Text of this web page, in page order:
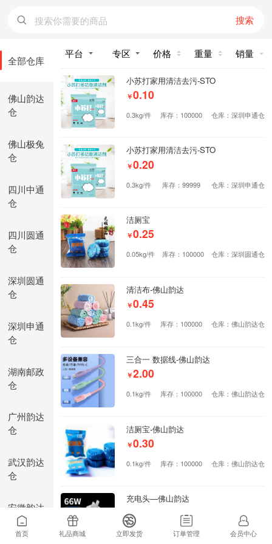
搜索
全部仓库
佛山韵达
仓
佛山极兔
仓
四川中通
仓
四川圆通
仓
深圳圆通
仓
深圳申通
仓
湖南邮政
仓
广州韵达
仓
武汉韵达
仓
安徽韵达
仓
价格 重量 销量
小苏打家用清洁去污-STO
￥0.10
0.3kg/件 库存：100000 仓库：深圳申通仓
小苏打家用清洁去污-STO
￥0.20
0.3kg/件 库存：99999 仓库：深圳申通仓
洁厕宝
￥0.25
0.05kg/件 库存：100000 仓库：深圳圆通仓
清洁布-佛山韵达
￥0.45
0.1kg/件 库存：100000 仓库：佛山韵达仓
三合一 数据线-佛山韵达
￥2.00
0.1kg/件 库存：100000 仓库：佛山韵达仓
洁厕宝-佛山韵达
￥0.30
0.1kg/件 库存：100000 仓库：佛山韵达仓
充电头—佛山韵达
￥7.80
0.6kg/件 库存：100000 仓库：佛山韵达仓
首页 礼品商城 立即发货 订单管理 会员中心